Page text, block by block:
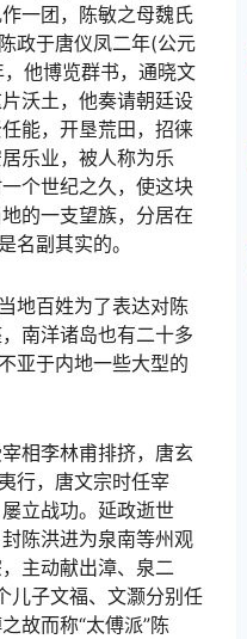
一团，陈敏之母魏氏
政于唐仪凤二年(公元
他博览群书，通晓文
沃土，他奏请朝廷设
能，开垦荒田，招徕
乐业，被人称为乐
个世纪之久，使这块
的一支望族，分居在
名副其实的。
地百姓为了表达对陈
南洋诸岛也有二十多
亚于内地一些大型的
相李林甫排挤，唐玄
行，唐文宗时任宰
立战功。延政逝世
陈洪进为泉南等州观
主动献出漳、泉二
儿子文福、文灏分别任
故而称“太傅派”陈